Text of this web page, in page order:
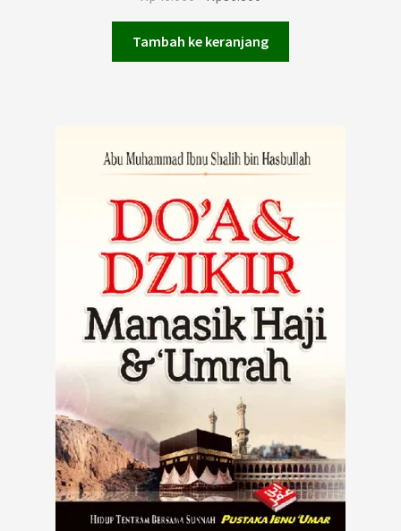
aslinya
adalah:
Rp46.000.
saat
ini
adalah:
Tambah ke keranjang